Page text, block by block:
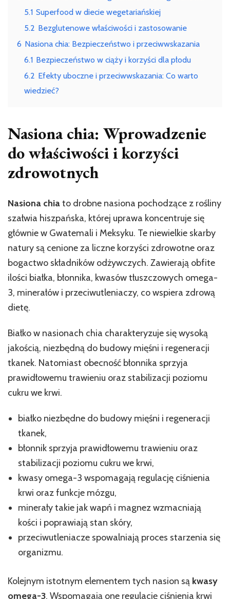
5.1 Superfood w diecie wegetariańskiej
5.2 Bezglutenowe właściwości i zastosowanie
6 Nasiona chia: Bezpieczeństwo i przeciwwskazania
6.1 Bezpieczeństwo w ciąży i korzyści dla płodu
6.2 Efekty uboczne i przeciwwskazania: Co warto
wiedzieć?
Nasiona chia: Wprowadzenie
do właściwości i korzyści
zdrowotnych
Nasiona chiato drobne nasiona pochodzące z rośliny
szałwia hiszpańska, której uprawa koncentruje się
głównie w Gwatemali i Meksyku. Te niewielkie skarby
natury są cenione za liczne korzyści zdrowotne oraz
bogactwo składników odżywczych. Zawierają obfite
ilości białka, błonnika, kwasów tłuszczowych omega-
3, minerałów i przeciwutleniaczy, co wspiera zdrową
dietę.
Białko w nasionach chia charakteryzuje się wysoką
jakością, niezbędną do budowy mięśni i regeneracji
tkanek. Natomiast obecność błonnika sprzyja
prawidłowemu trawieniu oraz stabilizacji poziomu
cukru we krwi.
białko niezbędne do budowy mięśni i regeneracji
tkanek,
błonnik sprzyja prawidłowemu trawieniu oraz
stabilizacji poziomu cukru we krwi,
kwasy omega-3 wspomagają regulację ciśnienia
krwi oraz funkcje mózgu,
minerały takie jak wapń i magnez wzmacniają
kości i poprawiają stan skóry,
przeciwutleniacze spowalniają proces starzenia się
organizmu.
Kolejnym istotnym elementem tych nasion są kwasy
omega-3. Wspomagają one regulację ciśnienia krwi